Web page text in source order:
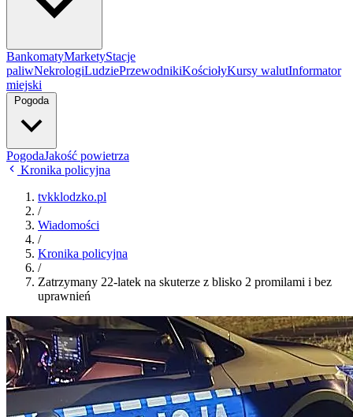
BankomatyMarketyStacje
paliwNekrologiLudziePrzewodnikiKościołyKursy walutInformator
miejski
Pogoda
PogodaJakość powietrza
Kronika policyjna
tvkklodzko.pl
/
Wiadomości
/
Kronika policyjna
/
Zatrzymany 22-latek na skuterze z blisko 2 promilami i bez
uprawnień